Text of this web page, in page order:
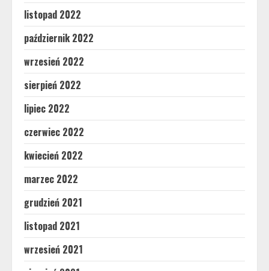
listopad 2022
październik 2022
wrzesień 2022
sierpień 2022
lipiec 2022
czerwiec 2022
kwiecień 2022
marzec 2022
grudzień 2021
listopad 2021
wrzesień 2021